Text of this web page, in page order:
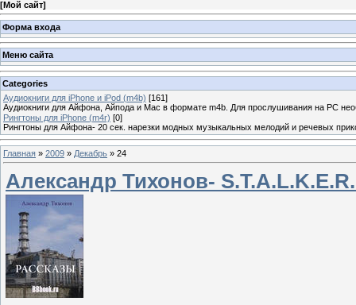
[Мой сайт]
Форма входа
Меню сайта
Categories
Аудиокниги для iPhone и iPod (m4b) [161]
Аудиокниги для Айфона, Айпода и Mac в формате m4b. Для прослушивания на PC
Рингтоны для iPhone (m4r) [0]
Рингтоны для Айфона- 20 сек. нарезки модных музыкальных мелодий и речевых
Главная » 2009 » Декабрь » 24
Александр Тихонов-